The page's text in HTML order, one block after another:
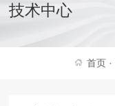
技术中心
首页 ·